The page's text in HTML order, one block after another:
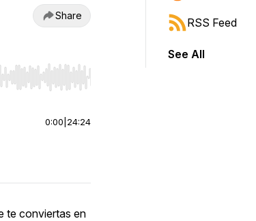
Share
to start or end. Hold shift to jump forward or
0:00 24:24
te conviertas en
RSS Feed
See All